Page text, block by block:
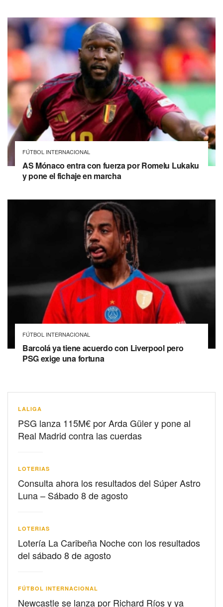
FÚTBOL INTERNACIONAL
AS Mónaco entra con fuerza por Romelu Lukaku
y pone el fichaje en marcha
FÚTBOL INTERNACIONAL
Barcolá ya tiene acuerdo con Liverpool pero
PSG exige una fortuna
LALIGA
PSG lanza 115M€ por Arda Güler y pone al
Real Madrid contra las cuerdas
LOTERIAS
Consulta ahora los resultados del Súper Astro
Luna – Sábado 8 de agosto
LOTERIAS
Lotería La Caribeña Noche con los resultados
del sábado 8 de agosto
FÚTBOL INTERNACIONAL
Newcastle se lanza por Richard Ríos y ya